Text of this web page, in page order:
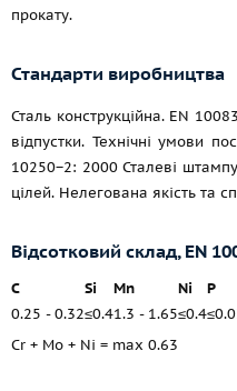
прокату.
Стандарти виробництва
Сталь конструкційна. EN
відпустки. Технічні умови
10250−2: 2000 Сталеві
цілей. Нелегована якість та
Відсотковий склад, EN
C Si Mn Ni P
0.25 - 0.32≤0.41.3 - 1.65≤0.4
Cr + Mo + Ni = max 0.63